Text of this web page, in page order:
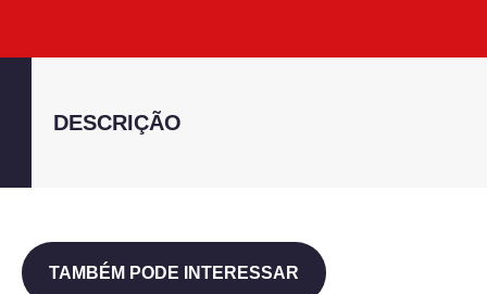
DESCRIÇÃO
TAMBÉM PODE INTERESSAR